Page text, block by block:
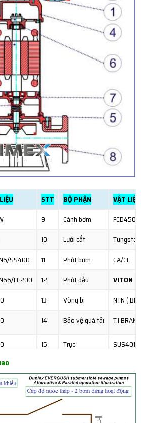
STT BỘ PHẬN
VẬT LIỆU
9 Cánh bơm
FCD450
10 Lưới cắt
Tungsten
SS400 11 Phớt bơm
CA/CE
FC200 12 Phớt dầu
VITON
13 Vòng bi
NTN (
14 Bảo vệ quá tải T.I BRAND
15 Trục
SUS401